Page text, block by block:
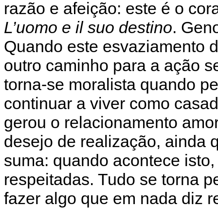
razão e afeição: este é o
L’uomo e il suo destino.
Quando este esvaziamento
outro caminho para a ação
torna-se moralista quando
continuar a viver como
gerou o relacionamento
desejo de realização, ainda
suma: quando acontece
respeitadas. Tudo se torna
fazer algo que em nada diz